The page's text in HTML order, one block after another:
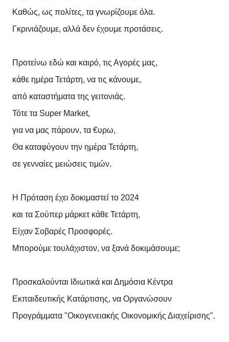
Καθώς, ως πολίτες, τα γνωρίζουμε όλα.
Γκρινιάζουμε, αλλά δεν έχουμε προτάσεις.
Προτείνω εδώ και καιρό, τις Αγορές μας,
κάθε ημέρα Τετάρτη, να τις κάνουμε,
από καταστήματα της γειτονιάς.
Τότε τα Super Market,
για να μας πάρουν, τα €υρω,
Θα καταφύγουν την ημέρα Τετάρτη,
σε γενναίες μειώσεις τιμών.
Η Πρόταση έχει δοκιμαστεί το 2024
και τα Σούπερ μάρκετ κάθε Τετάρτη,
Είχαν Σοβαρές Προσφορές.
Μπορούμε τουλάχιστον, να ξανά δοκιμάσουμε;
Προσκαλούνται Ιδιωτικά και Δημόσια Κέντρα
Εκπαιδευτικής Κατάρτισης, να Οργανώσουν
Προγράμματα "Οικογενειακής Οικονομικής Διαχείρισης".